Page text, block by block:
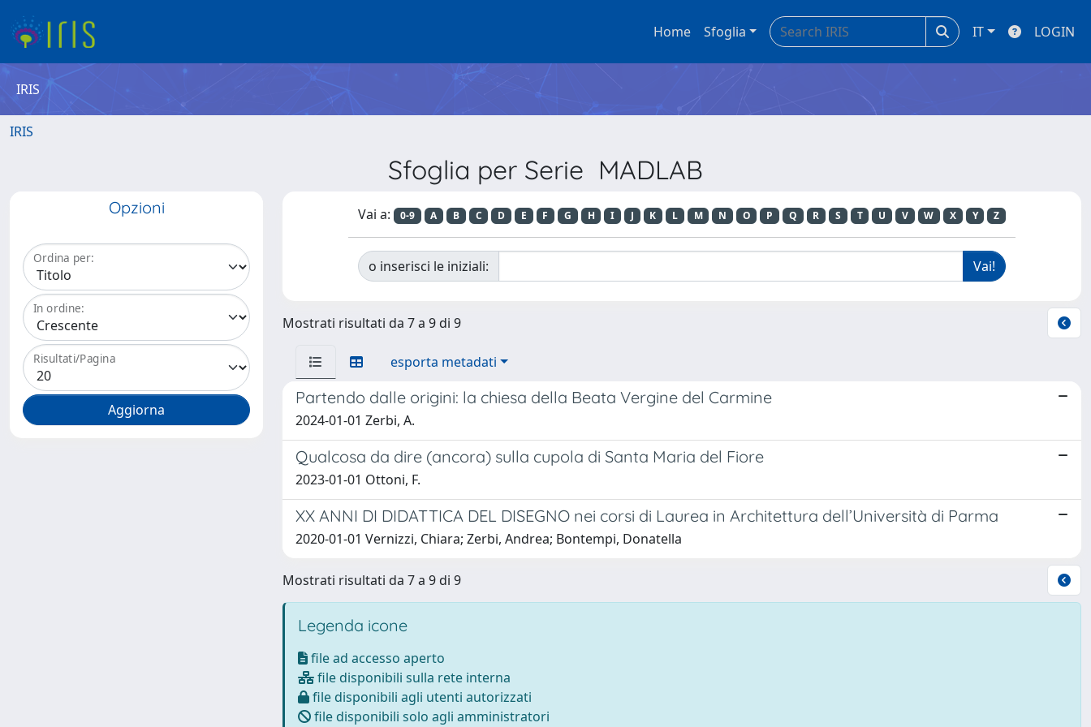
Home Sfoglia IT LOGIN
IRIS
IRIS
Sfoglia per Serie MADLAB
Opzioni
Ordina per:
In ordine:
Risultati/Pagina
Vai a: 0-9 A B C D E F G H I J K L M N O P Q R S T U V W X Y Z
o inserisci le iniziali:
Mostrati risultati da 7 a 9 di 9
esporta metadati
Partendo dalle origini: la chiesa della Beata Vergine del Carmine
2024-01-01 Zerbi, A.
Qualcosa da dire (ancora) sulla cupola di Santa Maria del Fiore
2023-01-01 Ottoni, F.
XX ANNI DI DIDATTICA DEL DISEGNO nei corsi di Laurea in Architettura dell’Università di Parma
2020-01-01 Vernizzi, Chiara; Zerbi, Andrea; Bontempi, Donatella
Mostrati risultati da 7 a 9 di 9
Legenda icone
file ad accesso aperto
file disponibili sulla rete interna
file disponibili agli utenti autorizzati
file disponibili solo agli amministratori